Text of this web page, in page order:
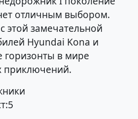
отличным выбором.
этой замечательной
Hyundai Kona и
горизонты в мире
приключений.